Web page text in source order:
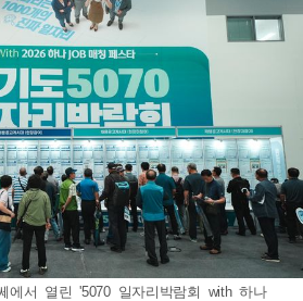
에서 열린 '5070 일자리박람회 with 하나